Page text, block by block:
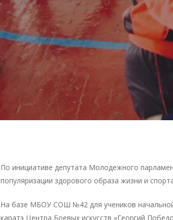
По инициативе депутата Молодежного
популяризации здорового образа жизни и
На базе МБОУ СОШ №42 для учеников
каратэ Центра Боевых искусств «Георгий